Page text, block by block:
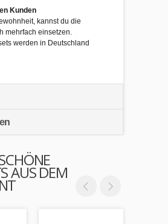
Kunden
kannst du die
mehrfach einsetzen.
werden in Deutschland
AUS DEM